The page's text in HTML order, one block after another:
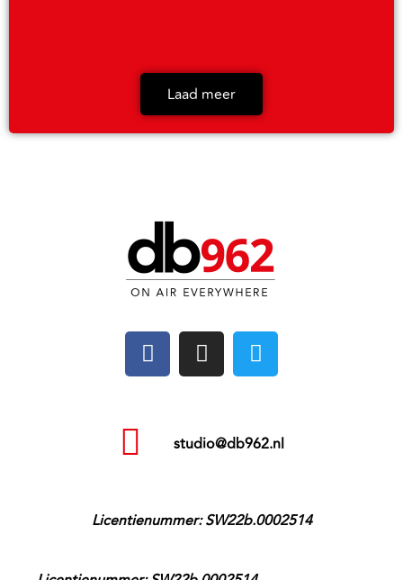
Laad meer
studio@db962.nl
Licentienummer: SW22b.0002514